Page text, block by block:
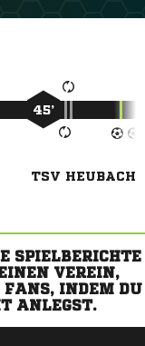
45’
TSV HEUBACH
SPIELBERICHTE
VEREIN,
INDEM DU
ANLEGST.